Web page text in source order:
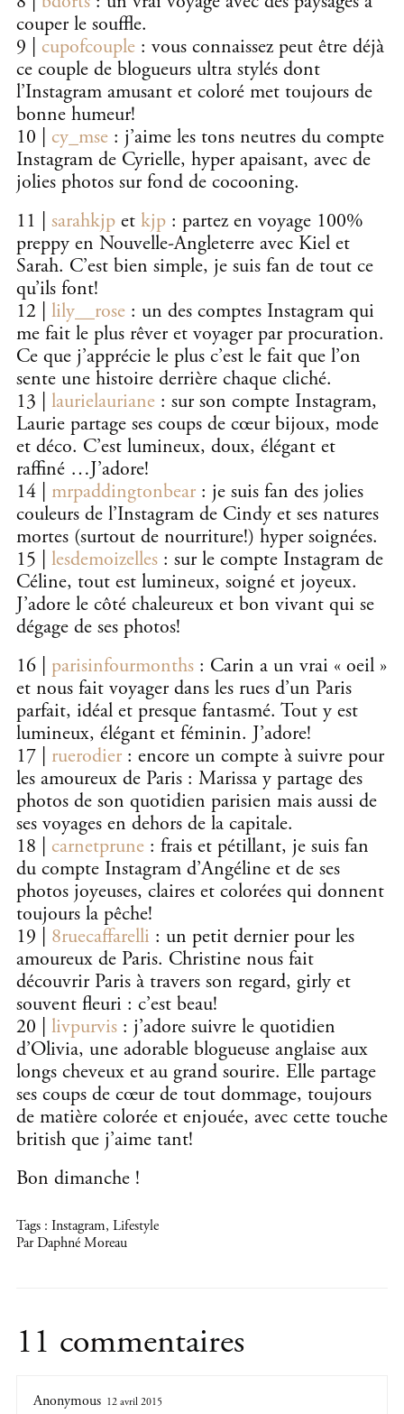
couper le souffle.
9 | cupofcouple : vous connaissez peut être déjà
ce couple de blogueurs ultra stylés dont
l’Instagram amusant et coloré met toujours de
bonne humeur!
10 | cy_mse : j’aime les tons neutres du compte
Instagram de Cyrielle, hyper apaisant, avec de
jolies photos sur fond de cocooning.
11 | sarahkjp et kjp : partez en voyage 100%
preppy en Nouvelle-Angleterre avec Kiel et
Sarah. C’est bien simple, je suis fan de tout ce
qu’ils font!
12 | lily__rose : un des comptes Instagram qui
me fait le plus rêver et voyager par procuration.
Ce que j’apprécie le plus c’est le fait que l’on
sente une histoire derrière chaque cliché.
13 | laurielauriane : sur son compte Instagram,
Laurie partage ses coups de cœur bijoux, mode
et déco. C’est lumineux, doux, élégant et
raffiné …J’adore!
14 | mrpaddingtonbear : je suis fan des jolies
couleurs de l’Instagram de Cindy et ses natures
mortes (surtout de nourriture!) hyper soignées.
15 | lesdemoizelles : sur le compte Instagram de
Céline, tout est lumineux, soigné et joyeux.
J’adore le côté chaleureux et bon vivant qui se
dégage de ses photos!
16 | parisinfourmonths : Carin a un vrai « oeil »
et nous fait voyager dans les rues d’un Paris
parfait, idéal et presque fantasmé. Tout y est
lumineux, élégant et féminin. J’adore!
17 |
ruerodier : encore un compte à suivre pour
les amoureux de Paris : Marissa y partage des
photos de son quotidien parisien mais aussi de
ses voyages en dehors de la capitale.
18 | carnetprune : frais et pétillant, je suis fan
du compte Instagram d’Angéline et de ses
photos joyeuses, claires et colorées qui donnent
toujours la pêche!
19 | 8ruecaffarelli : un petit dernier pour les
amoureux de Paris. Christine nous fait
découvrir Paris à travers son regard, girly et
souvent fleuri : c’est beau!
20 | livpurvis : j’adore suivre le quotidien
d’Olivia, une adorable blogueuse anglaise aux
longs cheveux et au grand sourire. Elle partage
ses coups de cœur de tout dommage, toujours
de matière colorée et enjouée, avec cette touche
british que j’aime tant!
Bon dimanche !
Tags : Instagram, Lifestyle
Par Daphné Moreau
11 commentaires
Anonymous 12 avril 2015